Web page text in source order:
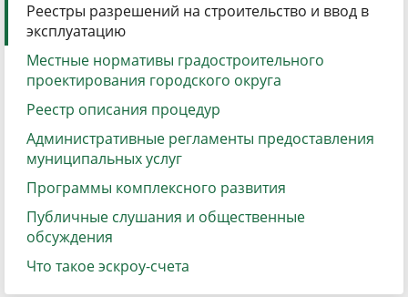
Реестры разрешений на строительство и ввод в
эксплуатацию
Местные нормативы градостроительного
проектирования городского округа
Реестр описания процедур
Административные регламенты предоставления
муниципальных услуг
Программы комплексного развития
Публичные слушания и общественные
обсуждения
Что такое эскроу-счета